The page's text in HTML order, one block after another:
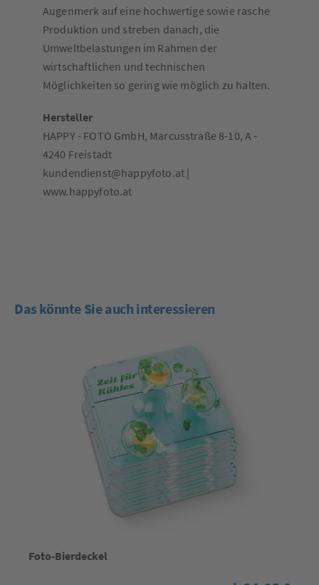
Augenmerk auf eine hochwertige sowie rasche
Produktion und streben danach, die
Umweltbelastungen im Rahmen der
wirtschaftlichen und technischen
Möglichkeiten so gering wie möglich zu halten.
Hersteller
HAPPY - FOTO GmbH, Marcusstraße 8-10, A -
4240 Freistadt
kundendienst@happyfoto.at |
www.happyfoto.at
Das könnte Sie auch interessieren
Foto-Bierdeckel